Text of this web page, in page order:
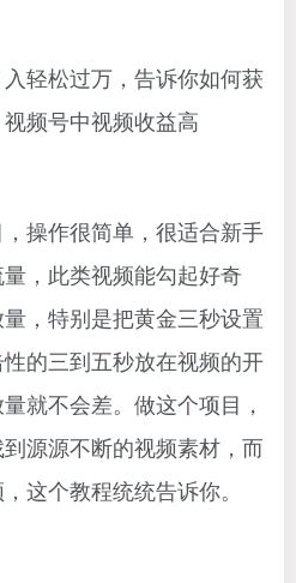
轻松过万，告诉你如何获
频号中视频收益高
操作很简单，很适合新手
，此类视频能勾起好奇
，特别是把黄金三秒设置
的三到五秒放在视频的开
就不会差。做这个项目，
源源不断的视频素材，而
这个教程统统告诉你。